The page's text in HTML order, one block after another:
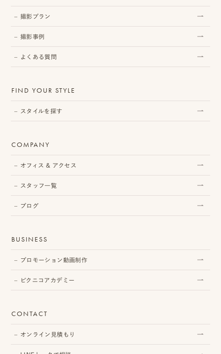
撮影プラン
撮影事例
よくある質問
FIND YOUR STYLE
スタイルを探す
COMPANY
オフィス & アクセス
スタッフ一覧
ブログ
BUSINESS
プロモーション動画制作
ピクニコアカデミー
CONTACT
オンライン見積もり